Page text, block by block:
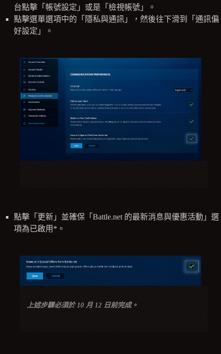
台點擊「帳號設定」或是「檢視帳號」。
點擊選單選項中的「隱私與通訊」，然後往下滑到「通訊偏
好設定」。
點擊「更新」並確保「Battle.net 的最新消息與優惠活動」選
項為已啟用*。
上述步驟必須於 10 月 12 日前完成。